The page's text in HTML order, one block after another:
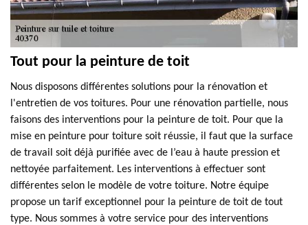
Tout pour la peinture de toit
Nous disposons différentes solutions pour la rénovation et
l'entretien de vos toitures. Pour une rénovation partielle, nous
faisons des interventions pour la peinture de toit. Pour que la
mise en peinture pour toiture soit réussie, il faut que la surface
de travail soit déjà purifiée avec de l’eau à haute pression et
nettoyée parfaitement. Les interventions à effectuer sont
différentes selon le modèle de votre toiture. Notre équipe
propose un tarif exceptionnel pour la peinture de toit de tout
type. Nous sommes à votre service pour des interventions